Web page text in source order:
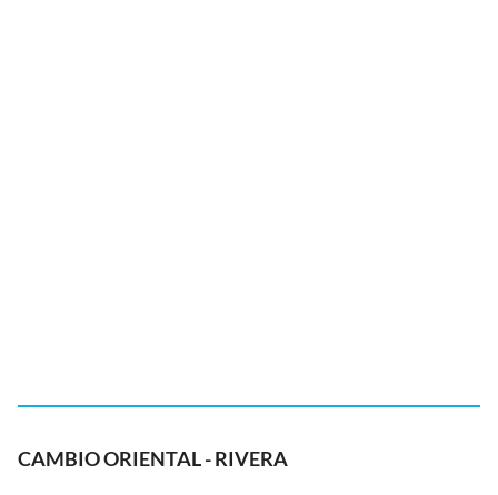
CAMBIO ORIENTAL - RIVERA